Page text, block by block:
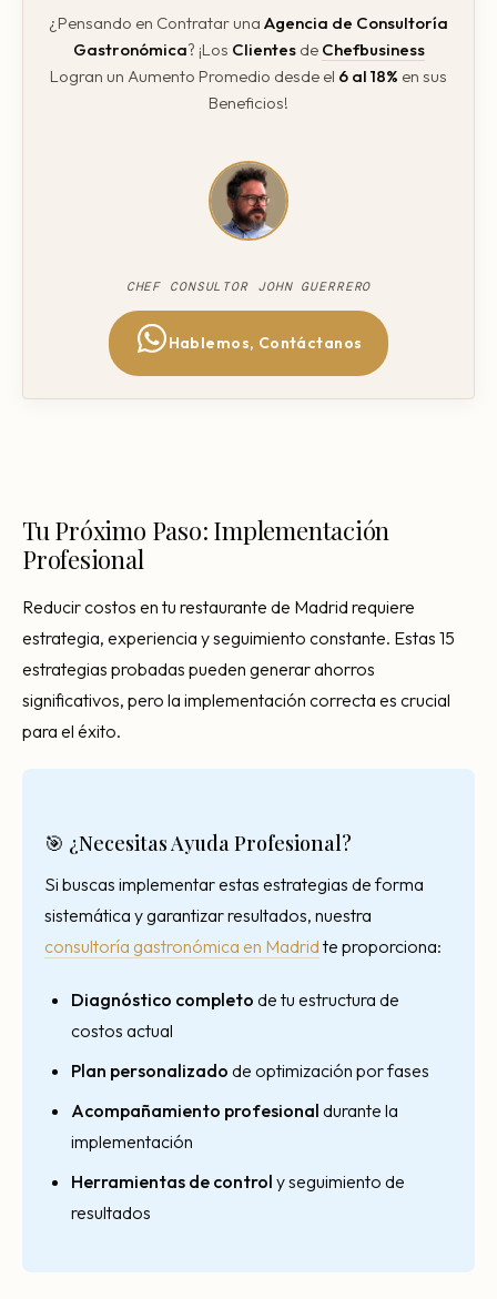
¿Pensando en Contratar una Agencia de Consultoría
Gastronómica? ¡Los Clientesde Chefbusiness
Logran un Aumento Promedio desde el 6 al 18% en sus
Beneficios!
CHEF CONSULTOR JOHN GUERRERO
Hablemos, Contáctanos
Tu Próximo Paso: Implementación
Profesional
Reducir costos en tu restaurante de Madrid requiere
estrategia, experiencia y seguimiento constante. Estas 15
estrategias probadas pueden generar ahorros
significativos, pero la implementación correcta es crucial
para el éxito.
🎯 ¿Necesitas Ayuda Profesional?
Si buscas implementar estas estrategias de forma
sistemática y garantizar resultados, nuestra
consultoría gastronómica en Madrid te proporciona:
Diagnóstico completo de tu estructura de
costos actual
Plan personalizado de optimización por fases
Acompañamiento profesional durante la
implementación
Herramientas de control y seguimiento de
resultados